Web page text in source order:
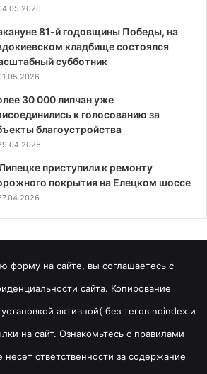
81-й годовщины Победы, на
кладбище состоялся
субботник
30 000 липчан уже
к голосованию за
благоустройства
приступили к ремонту
покрытия на Елецком шоссе
форму на сайте, вы соглашаетесь с
сайта. Копирование
активной( без тегов noindex и
на сайт. Ознакомьтесь с правилами
несет ответственности за содержание